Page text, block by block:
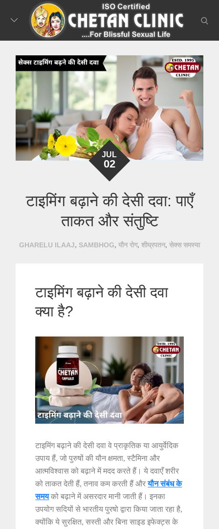
JUL
02
टाइमिंग बढ़ाने की देसी दवा: पाएँ
ताकत और संतुष्टि
GHARELU ILAAJ, SAMBHOG, यौन रोग, शीघ्रपतन, सेक्स समस्या
टाइमिंग बढ़ाने की देसी दवा
क्या है?
टाइमिंग बढ़ाने की देसी दवा वे प्राकृतिक या आयुर्वेदिक
उपाय हैं, जो पुरुषों की यौन क्षमता, स्टैमिना और
आत्मविश्वास को बढ़ाने में मदद करते हैं। ये दवाएँ शरीर
को ताकत देती हैं, तनाव कम करती हैं औरयौन संबंध के
समयको बढ़ाने में असरदार मानी जाती हैं। इनका
उपयोग सदियों से भारतीय पुरषो द्वारा किया जाता रहा है,
क्योंकि ये सुरक्षित, सस्ती और बिना साइड इफेक्ट्स के